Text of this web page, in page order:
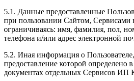
5.1. Данные предоставленные
при пользовании Сайтом, Сервисами
ограничиваясь: имя, фамилия, пол,
телефона и/или адрес электронной
5.2. Иная информация о
предоставление которой определено
документах отдельных Сервисов ИП